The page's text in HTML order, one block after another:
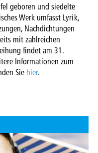
geboren und siedelte
Werk umfasst Lyrik,
Nachdichtungen
mit zahlreichen
findet am 31.
Informationen zum
Sie hier.